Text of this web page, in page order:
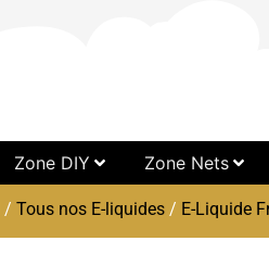
Zone DIY Zone Nets
/ Tous nos E-liquides/ E-Liquide